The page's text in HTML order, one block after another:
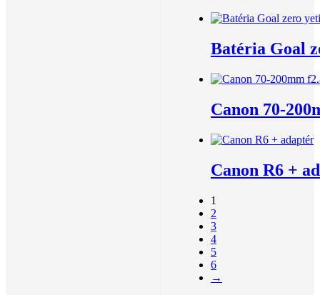
Batéria Goal
Canon 70-
Canon R6 +
1
2
3
4
5
6
→